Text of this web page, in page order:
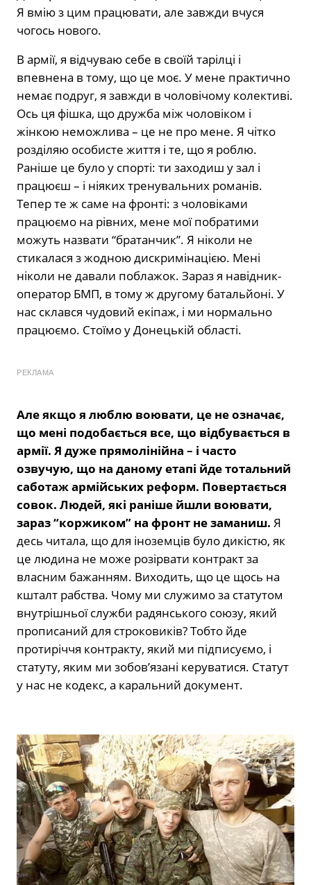
Я вмію з цим працювати, але завжди вчуся
чогось нового.
В армії, я відчуваю себе в своїй тарілці і
впевнена в тому, що це моє. У мене практично
немає подруг, я завжди в чоловічому колективі.
Ось ця фішка, що дружба між чоловіком і
жінкою неможлива – це не про мене. Я чітко
розділяю особисте життя і те, що я роблю.
Раніше це було у спорті: ти заходиш у зал і
працюєш – і ніяких тренувальних романів.
Тепер те ж саме на фронті: з чоловіками
працюємо на рівних, мене мої побратими
можуть назвати “братанчик”. Я ніколи не
стикалася з жодною дискримінацією. Мені
ніколи не давали поблажок. Зараз я навідник-
оператор БМП, в тому ж другому батальйоні. У
нас склався чудовий екіпаж, і ми нормально
працюємо. Стоїмо у Донецькій області.
РЕКЛАМА
Але якщо я люблю воювати, це не означає,
що мені подобається все, що відбувається в
армії. Я дуже прямолінійна – і часто
озвучую, що на даному етапі йде тотальний
саботаж армійських реформ. Повертається
совок. Людей, які раніше йшли воювати,
зараз “коржиком” на фронт не заманиш. Я
десь читала, що для іноземців було дикістю, як
це людина не може розірвати контракт за
власним бажанням. Виходить, що це щось на
кшталт рабства. Чому ми служимо за статутом
внутрішньої служби радянського союзу, який
прописаний для строковиків? Тобто йде
протиріччя контракту, який ми підписуємо, і
статуту, яким ми зобов’язані керуватися. Статут
у нас не кодекс, а каральний документ.